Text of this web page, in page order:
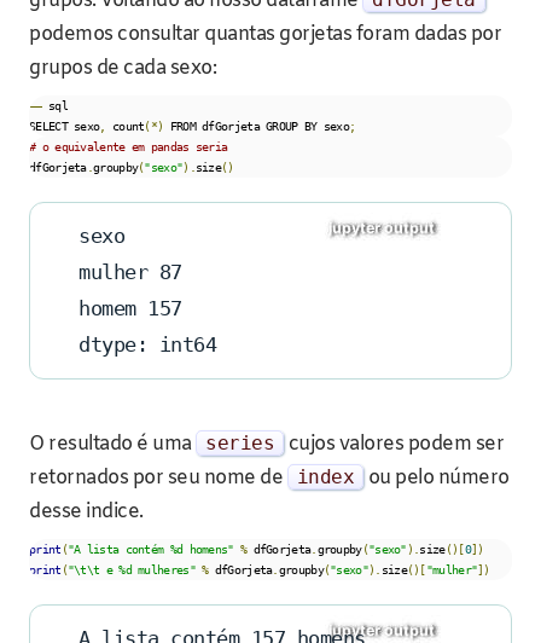
podemos consultar quantas gorjetas foram dadas por
grupos de cada sexo:
–– sql
SELECT sexo, count(*) FROM dfGorjeta GROUP BY sexo;
# o equivalente em pandas seria
dfGorjeta.groupby("sexo"). size()
sexo
mulher 87
homem 157
dtype: int64
O resultado é uma series
cujos valores podem ser
retornados por seu nome de
index
ou pelo número
desse indice.
print ("A lista contém %d homens" % dfGorjeta. groupby("sexo" ). size()[0])
print ("\t\t e %d mulheres" % dfGorjeta. groupby("sexo"). size()["mulher"])